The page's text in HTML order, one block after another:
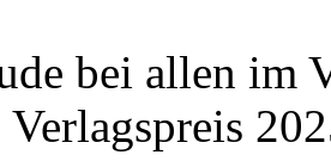
bei allen im
Verlagspreis